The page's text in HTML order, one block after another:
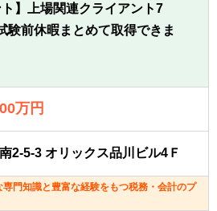
転職お役立ち情報
求人情報
ト】上場関連クライアント7
験前休暇まとめて取得できま
万円
2-5-3 オリックス品川ビル4Ｆ
門知識と豊富な経験をもつ税務・会計のプ